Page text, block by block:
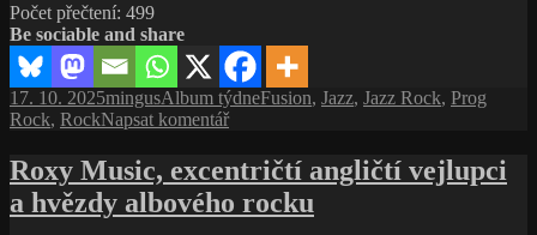
McLaughlin
a znovuzrození
z chaosu
Počet přečtení: 499
Be sociable and share
Publikováno:
17. 10. 2025Autor:
mingusRubriky:
Album týdneŠtítky:
Fusion, Jazz, Jazz Rock, Prog
Rock, RockNapsat komentářpro
názvem
Mahavishnu
Roxy Music, excentričtí angličtí vejlupci
a hvězdy albového rocku